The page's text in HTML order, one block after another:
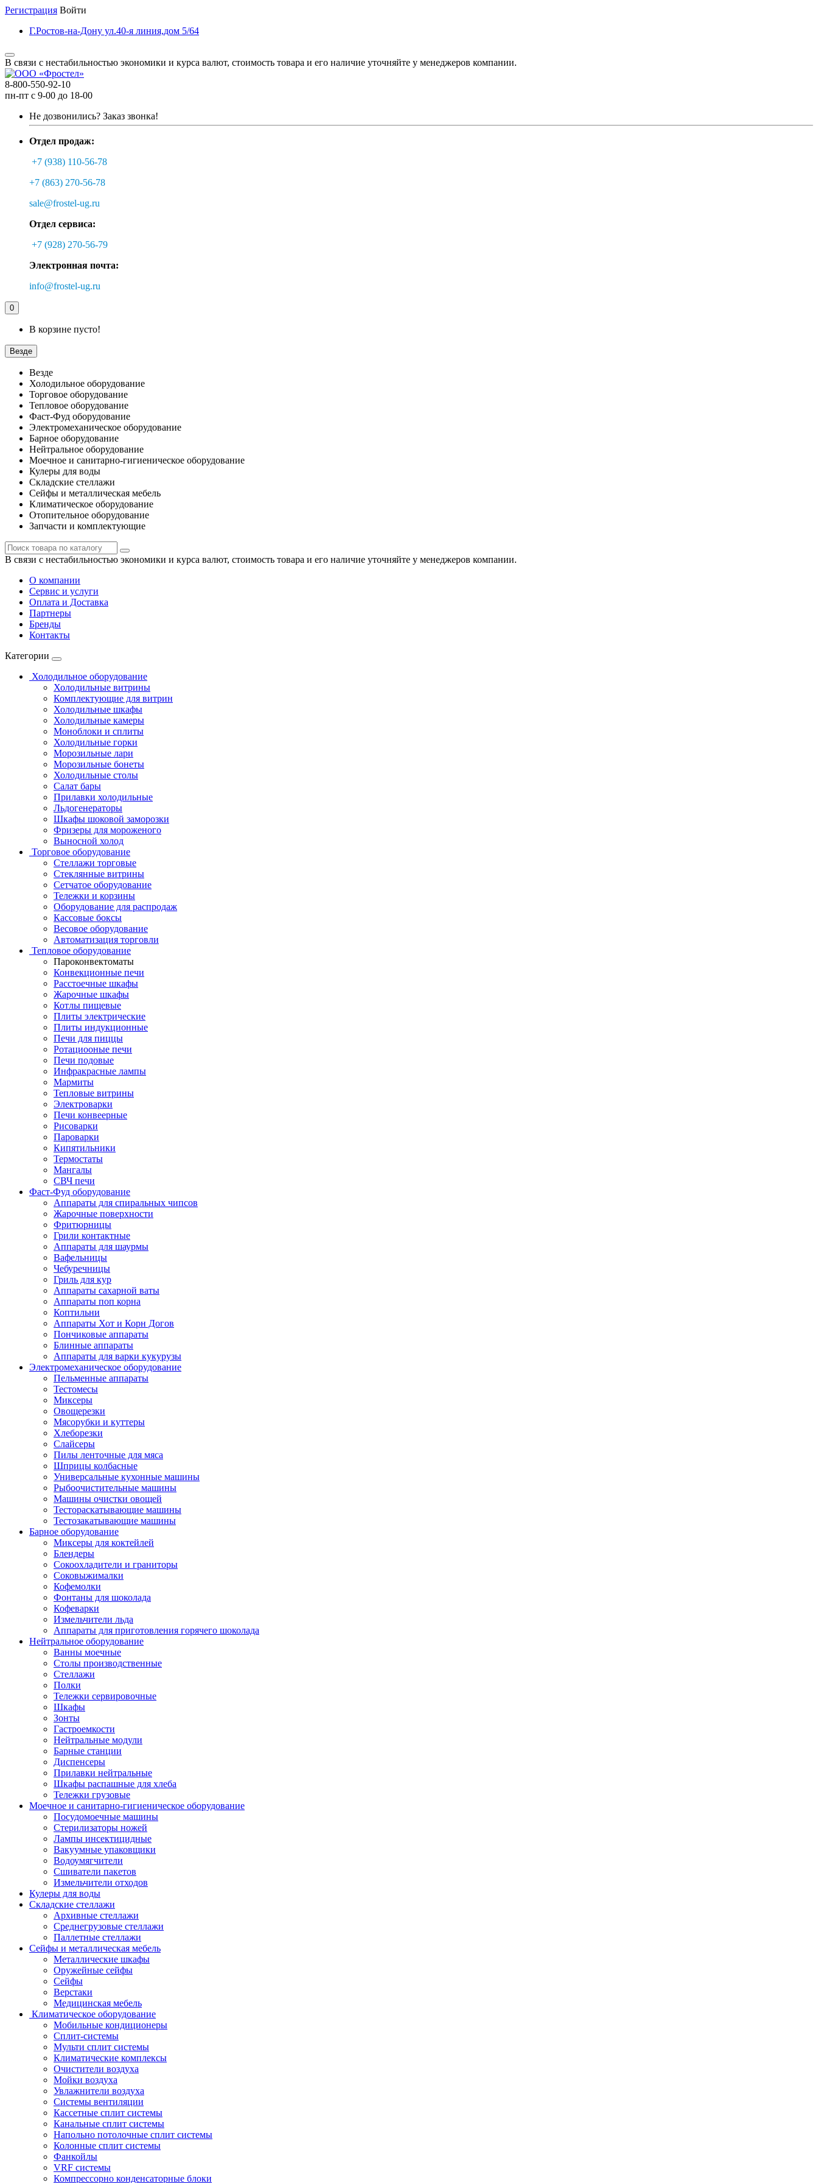
Регистрация Войти
Г.Ростов-на-Дону ул.40-я линия,дом 5/64
В связи с нестабильностью экономики и курса валют, стоимость товара и его наличие уточняйте у менеджеров компании.
8-800-550-92-10
пн-пт с 9-00 до 18-00
Не дозвонились? Заказ звонка!
Отдел продаж:
+7 (938) 110-56-78
+7 (863) 270-56-78
sale@frostel-ug.ru
Отдел сервиса:
+7 (928) 270-56-79
Электронная почта:
info@frostel-ug.ru
0
В корзине пусто!
Везде
Везде
Холодильное оборудование
Торговое оборудование
Тепловое оборудование
Фаст-Фуд оборудование
Электромеханическое оборудование
Барное оборудование
Нейтральное оборудование
Моечное и санитарно-гигиеническое оборудование
Кулеры для воды
Складские стеллажи
Сейфы и металлическая мебель
Климатическое оборудование
Отопительное оборудование
Запчасти и комплектующие
В связи с нестабильностью экономики и курса валют, стоимость товара и его наличие уточняйте у менеджеров компании.
О компании
Сервис и услуги
Оплата и Доставка
Партнеры
Бренды
Контакты
Категории
Холодильное оборудование
Холодильные витрины
Комплектующие для витрин
Холодильные шкафы
Холодильные камеры
Моноблоки и сплиты
Холодильные горки
Морозильные лари
Морозильные бонеты
Холодильные столы
Салат бары
Прилавки холодильные
Льдогенераторы
Шкафы шоковой заморозки
Фризеры для мороженого
Выносной холод
Торговое оборудование
Стеллажи торговые
Стеклянные витрины
Сетчатое оборудование
Тележки и корзины
Оборудование для распродаж
Кассовые боксы
Весовое оборудование
Автоматизация торговли
Тепловое оборудование
Пароконвектоматы
Конвекционные печи
Расстоечные шкафы
Жарочные шкафы
Котлы пищевые
Плиты электрические
Плиты индукционные
Печи для пиццы
Ротациооные печи
Печи подовые
Инфракрасные лампы
Мармиты
Тепловые витрины
Электроварки
Печи конвеерные
Рисоварки
Пароварки
Кипятильники
Термостаты
Мангалы
СВЧ печи
Фаст-Фуд оборудование
Аппараты для спиральных чипсов
Жарочные поверхности
Фритюрницы
Грили контактные
Аппараты для шаурмы
Вафельницы
Чебуречницы
Гриль для кур
Аппараты сахарной ваты
Аппараты поп корна
Коптильни
Аппараты Хот и Корн Догов
Пончиковые аппараты
Блинные аппараты
Аппараты для варки кукурузы
Электромеханическое оборудование
Пельменные аппараты
Тестомесы
Миксеры
Овощерезки
Мясорубки и куттеры
Хлеборезки
Слайсеры
Пилы ленточные для мяса
Шприцы колбасные
Универсальные кухонные машины
Рыбоочистительные машины
Машины очистки овощей
Тестораскатывающие машины
Тестозакатывающие машины
Барное оборудование
Миксеры для коктейлей
Блендеры
Сокоохладители и граниторы
Соковыжималки
Кофемолки
Фонтаны для шоколада
Кофеварки
Измельчители льда
Аппараты для приготовления горячего шоколада
Нейтральное оборудование
Ванны моечные
Столы производственные
Стеллажи
Полки
Тележки сервировочные
Шкафы
Зонты
Гастроемкости
Нейтральные модули
Барные станции
Диспенсеры
Прилавки нейтральные
Шкафы распашные для хлеба
Тележки грузовые
Моечное и санитарно-гигиеническое оборудование
Посудомоечные машины
Стерилизаторы ножей
Лампы инсектицидные
Вакуумные упаковщики
Водоумягчители
Сшиватели пакетов
Измельчители отходов
Кулеры для воды
Складские стеллажи
Архивные стеллажи
Среднегрузовые стеллажи
Паллетные стеллажи
Сейфы и металлическая мебель
Металлические шкафы
Оружейные сейфы
Сейфы
Верстаки
Медицинская мебель
Климатическое оборудование
Мобильные кондиционеры
Сплит-системы
Мульти сплит системы
Климатические комплексы
Очистители воздуха
Мойки воздуха
Увлажнители воздуха
Системы вентиляции
Кассетные сплит системы
Канальные сплит системы
Напольно потолочные сплит системы
Колонные сплит системы
Фанкойлы
VRF системы
Компрессорно конденсаторные блоки